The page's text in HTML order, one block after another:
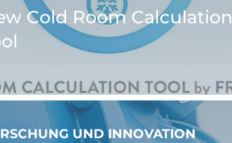
Cold Room Calculation
UND INNOVATION